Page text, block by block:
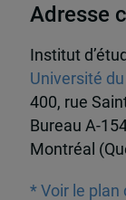
Adresse
Institut
Université
400, rue
Bureau A-
Montréal
* Voir le plan